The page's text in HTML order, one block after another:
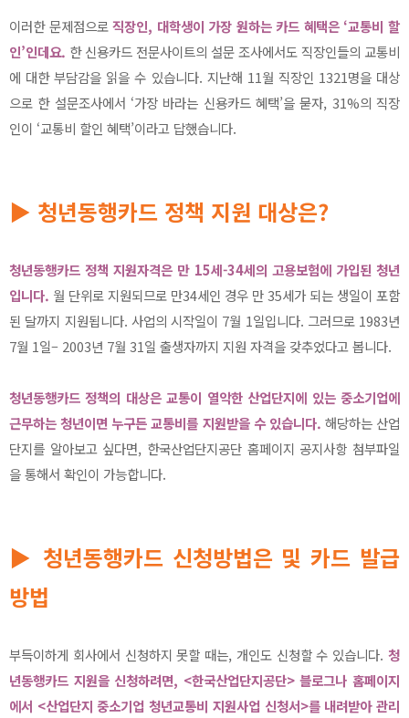
이러한 문제점으로직장인, 대학생이 가장 원하는 카드 혜택은 ‘교통비 할
인’인데요. 한 신용카드 전문사이트의 설문 조사에서도 직장인들의 교통비
에 대한 부담감을 읽을 수 있습니다. 지난해 11월 직장인 1321명을 대상
으로 한 설문조사에서 ‘가장 바라는 신용카드 혜택’을 묻자, 31%의 직장
인이 ‘교통비 할인 혜택’이라고 답했습니다.
▶ 청년동행카드 정책 지원 대상은?
청년동행카드 정책 지원자격은 만 15세-34세의 고용보험에 가입된 청년
입니다. 월 단위로 지원되므로 만34세인 경우 만 35세가 되는 생일이 포함
된 달까지 지원됩니다. 사업의 시작일이 7월 1일입니다. 그러므로 1983년
7월 1일– 2003년 7월 31일 출생자까지 지원 자격을 갖추었다고 봅니다.
청년동행카드 정책의 대상은 교통이 열악한 산업단지에 있는 중소기업에
근무하는 청년이면 누구든 교통비를 지원받을 수 있습니다. 해당하는 산업
단지를 알아보고 싶다면, 한국산업단지공단 홈페이지 공지사항 첨부파일
을 통해서 확인이 가능합니다.
▶ 청년동행카드 신청방법은 및 카드 발급
방법
부득이하게 회사에서 신청하지 못할 때는, 개인도 신청할 수 있습니다. 청
년동행카드 지원을 신청하려면, <한국산업단지공단> 블로그나 홈페이지
에서 <산업단지 중소기업 청년교통비 지원사업 신청서>를 내려받아 관리